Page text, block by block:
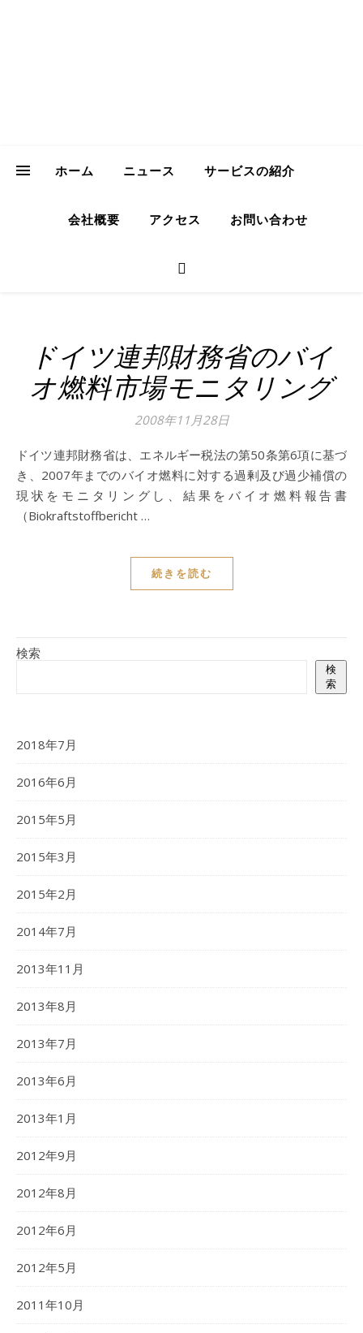
ホーム ニュース サービスの紹介
会社概要 アクセス お問い合わせ
ドイツ連邦財務省のバイ
オ燃料市場モニタリング
2008年11月28日
ドイツ連邦財務省は、エネルギー税法の第50条第6項に基づ
き、2007年までのバイオ燃料に対する過剰及び過少補償の
現状をモニタリングし、結果をバイオ燃料報告書
（Biokraftstoffbericht …
続きを読む
検索
検
索
2018年7月
2016年6月
2015年5月
2015年3月
2015年2月
2014年7月
2013年11月
2013年8月
2013年7月
2013年6月
2013年1月
2012年9月
2012年8月
2012年6月
2012年5月
2011年10月